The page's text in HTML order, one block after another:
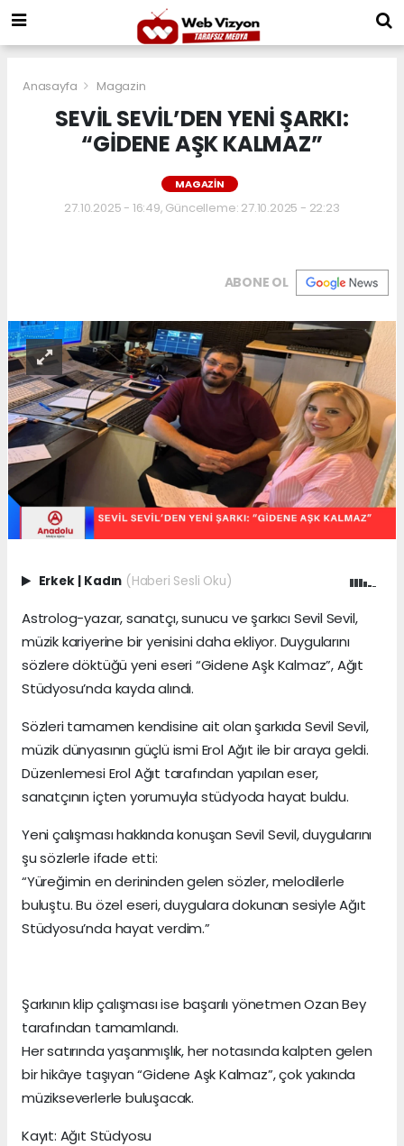
Anasayfa Magazin
SEVİL SEVİL’DEN YENİ ŞARKI:
“GİDENE AŞK KALMAZ”
MAGAZIN
27.10.2025 - 16:49, Güncelleme: 27.10.2025 - 22:23
ABONE OL
Erkek | Kadın (Haberi Sesli Oku)
Astrolog-yazar, sanatçı, sunucu ve şarkıcı Sevil Sevil,
müzik kariyerine bir yenisini daha ekliyor. Duygularını
sözlere döktüğü yeni eseri “Gidene Aşk Kalmaz”, Ağıt
Stüdyosu’nda kayda alındı.
Sözleri tamamen kendisine ait olan şarkıda Sevil Sevil,
müzik dünyasının güçlü ismi Erol Ağıt ile bir araya geldi.
Düzenlemesi Erol Ağıt tarafından yapılan eser,
sanatçının içten yorumuyla stüdyoda hayat buldu.
Yeni çalışması hakkında konuşan Sevil Sevil, duygularını
şu sözlerle ifade etti:
“Yüreğimin en derininden gelen sözler, melodilerle
buluştu. Bu özel eseri, duygulara dokunan sesiyle Ağıt
Stüdyosu’nda hayat verdim.”
Şarkının klip çalışması ise başarılı yönetmen Ozan Bey
tarafından tamamlandı.
Her satırında yaşanmışlık, her notasında kalpten gelen
bir hikâye taşıyan “Gidene Aşk Kalmaz”, çok yakında
müzikseverlerle buluşacak.
Kayıt: Ağıt Stüdyosu